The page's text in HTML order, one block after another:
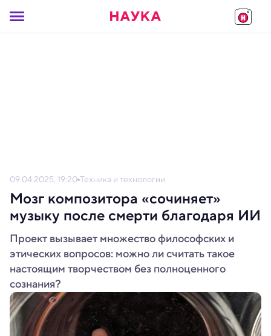
09.04.2025, 19:20 Техника и технологии
Мозг композитора «сочиняет»
музыку после смерти благодаря ИИ
Проект вызывает множество философских и
этических вопросов: можно ли считать такое
настоящим творчеством без полноценного
сознания?